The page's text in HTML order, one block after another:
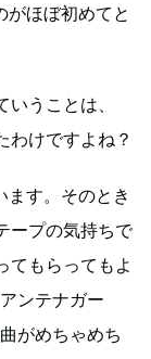
がほぼ初めてと
うことは、
わけですよね？
ます。そのとき
ープの気持ちで
てもらってもよ
ンテナガー
がめちゃめち